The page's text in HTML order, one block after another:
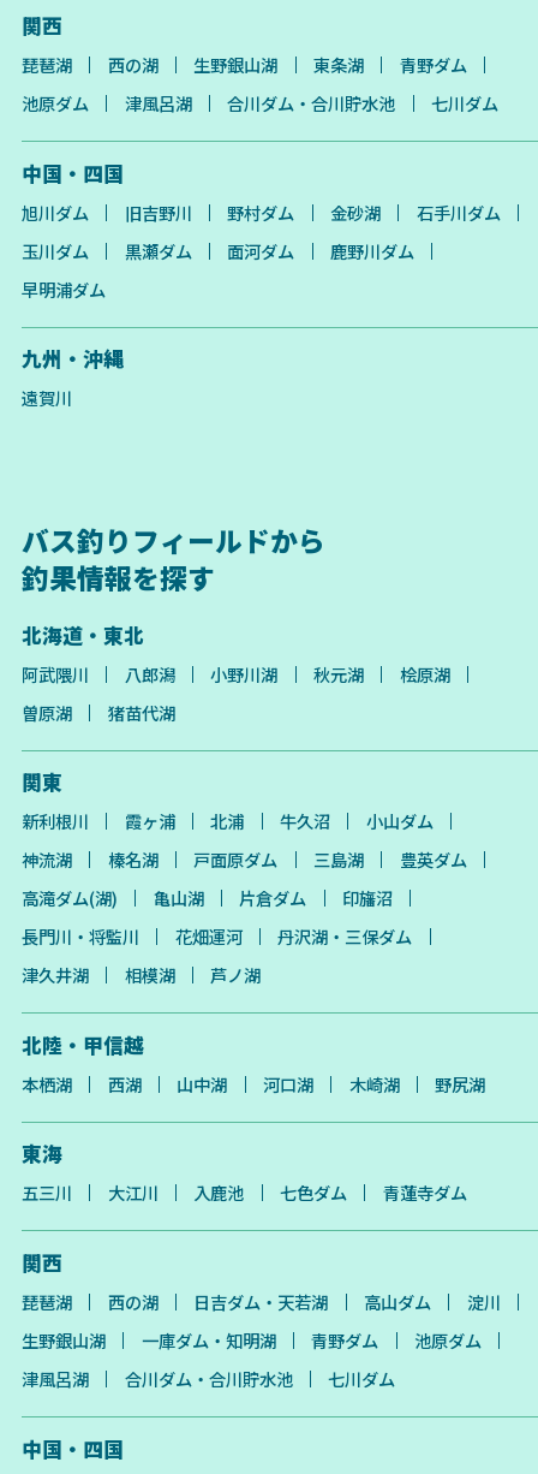
関西
琵琶湖 西の湖 生野銀山湖 東条湖
青野ダム
池原ダム
津風呂湖 合川ダム・合川貯水池 七川ダム
中国・四国
旭川ダム 旧吉野川 野村ダム 金砂湖
石手川ダム
玉川ダム
黒瀬ダム 面河ダム
鹿野川ダム
早明浦ダム
九州・沖縄
遠賀川
バス釣りフィールドから
釣果情報を探す
北海道・東北
阿武隈川 八郎潟 小野川湖 秋元湖
桧原湖
曽原湖
猪苗代湖
関東
新利根川 霞ヶ浦 北浦 牛久沼
小山ダム
神流湖
榛名湖 戸面原ダム 三島湖
豊英ダム
高滝ダム(湖)
亀山湖 片倉ダム
印旛沼
長門川・将監川
花畑運河
丹沢湖・三保ダム
津久井湖
相模湖 芦ノ湖
北陸・甲信越
本栖湖 西湖 山中湖 河口湖 木崎湖 野尻湖
東海
五三川 大江川 入鹿池 七色ダム 青蓮寺ダム
関西
琵琶湖 西の湖 日吉ダム・天若湖 高山ダム
淀川
生野銀山湖
一庫ダム・知明湖 青野ダム
池原ダム
津風呂湖
合川ダム・合川貯水池 七川ダム
中国・四国